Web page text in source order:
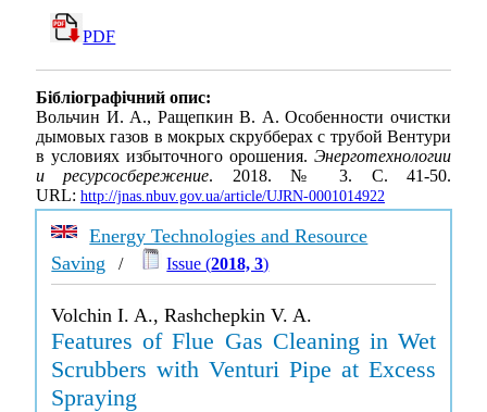
PDF
Бібліографічний опис:
Вольчин И. А., Ращепкин В. А. Особенности очистки
дымовых газов в мокрых скрубберах с трубой Вентури
в условиях избыточного орошения. Энерготехнологии
и ресурсосбережение. 2018. № 3. С. 41-50.
URL: http://jnas.nbuv.gov.ua/article/UJRN-0001014922
Energy Technologies and Resource
Saving / Issue (2018, 3)
Volchin I. A., Rashchepkin V. A.
Features of Flue Gas Cleaning in Wet
Scrubbers with Venturi Pipe at Excess
Spraying